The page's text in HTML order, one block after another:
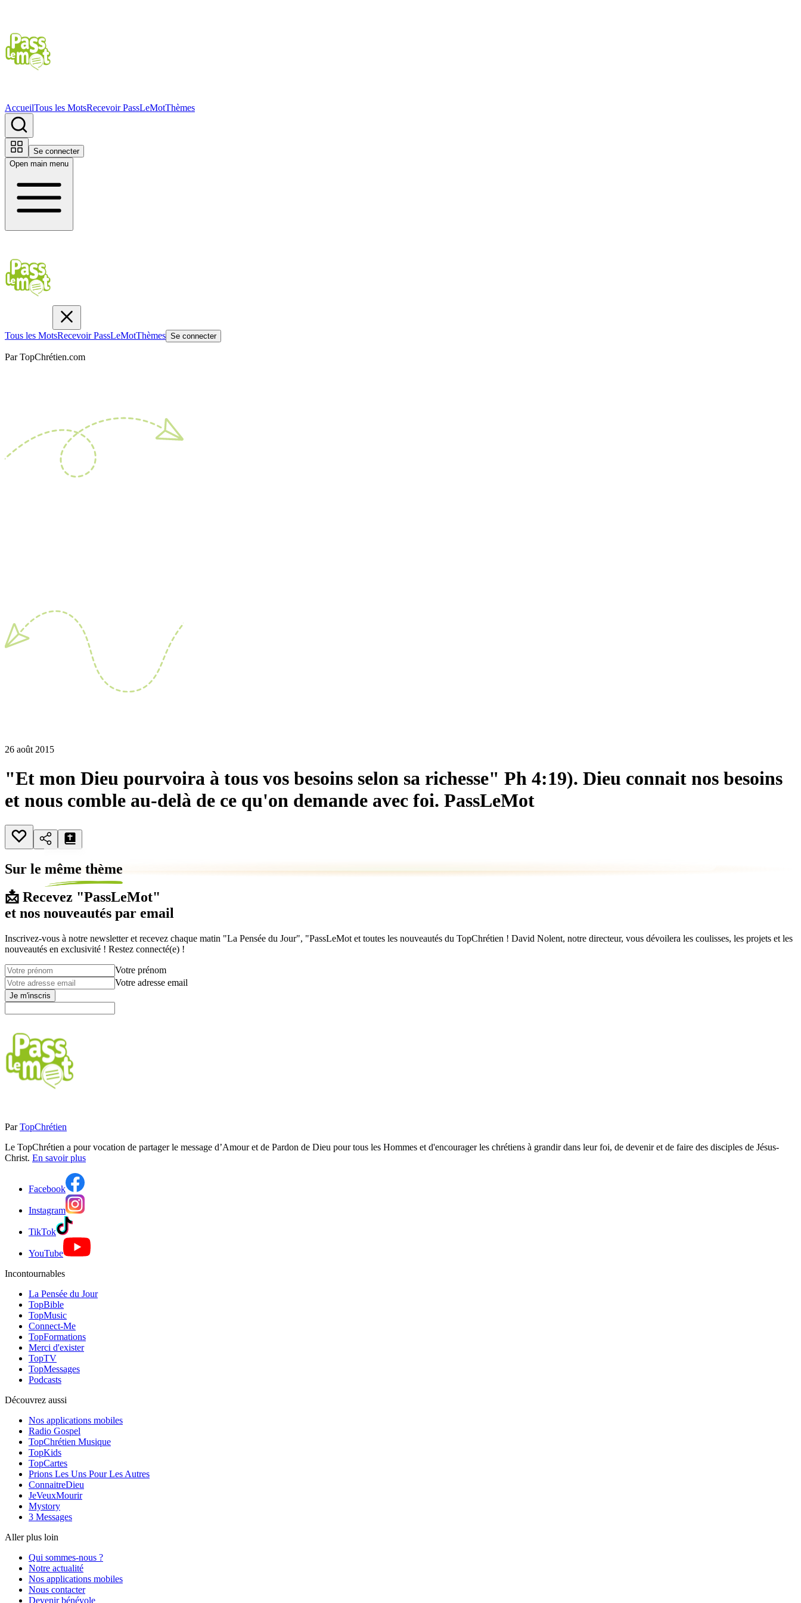
AccueilTous les MotsRecevoir PassLeMotThèmes
Se connecter
Open main menu
Tous les MotsRecevoir PassLeMotThèmes Se connecter
Par TopChrétien.com
26 août 2015
"Et mon Dieu pourvoira à tous vos besoins selon sa richesse" Ph 4:19). Dieu connait nos besoins
et nous comble au-delà de ce qu'on demande avec foi. PassLeMot
Sur le même thème
📩 Recevez "PassLeMot"
et nos nouveautés par email
Inscrivez-vous à notre newsletter et recevez chaque matin "La Pensée du Jour", "PassLeMot et toutes les nouveautés du TopChrétien ! David Nolent, notre directeur, vous dévoilera les coulisses, les projets et les
nouveautés en exclusivité ! Restez connecté(e) !
Votre prénom
Votre adresse email
Je m'inscris
Par TopChrétien
Le TopChrétien a pour vocation de partager le message d’Amour et de Pardon de Dieu pour tous les Hommes et d'encourager les chrétiens à grandir dans leur foi, de devenir et de faire des disciples de Jésus-
Christ. En savoir plus
Facebook
Instagram
TikTok
YouTube
Incontournables
La Pensée du Jour
TopBible
TopMusic
Connect-Me
TopFormations
Merci d'exister
TopTV
TopMessages
Podcasts
Découvrez aussi
Nos applications mobiles
Radio Gospel
TopChrétien Musique
TopKids
TopCartes
Prions Les Uns Pour Les Autres
ConnaitreDieu
JeVeuxMourir
Mystory
3 Messages
Aller plus loin
Qui sommes-nous ?
Notre actualité
Nos applications mobiles
Nous contacter
Devenir bénévole